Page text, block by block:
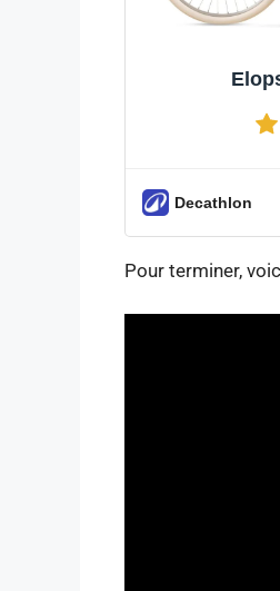
Decathlon
Pour terminer,